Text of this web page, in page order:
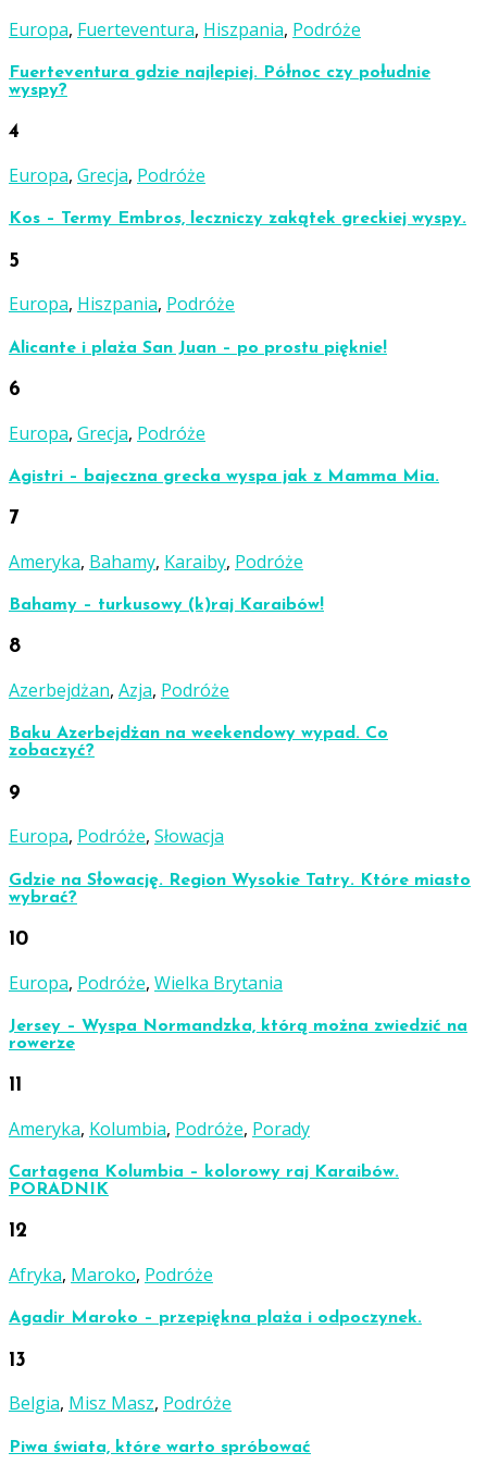
Europa, Fuerteventura, Hiszpania, Podróże
Fuerteventura gdzie najlepiej. Północ czy południe
wyspy?
4
Europa, Grecja, Podróże
Kos – Termy Embros, leczniczy zakątek greckiej wyspy.
5
Europa, Hiszpania, Podróże
Alicante i plaża San Juan – po prostu pięknie!
6
Europa, Grecja, Podróże
Agistri – bajeczna grecka wyspa jak z Mamma Mia.
7
Ameryka, Bahamy, Karaiby, Podróże
Bahamy – turkusowy (k)raj Karaibów!
8
Azerbejdżan, Azja, Podróże
Baku Azerbejdżan na weekendowy wypad. Co
zobaczyć?
9
Europa, Podróże, Słowacja
Gdzie na Słowację. Region Wysokie Tatry. Które miasto
wybrać?
10
Europa, Podróże, Wielka Brytania
Jersey – Wyspa Normandzka, którą można zwiedzić na
rowerze
11
Ameryka, Kolumbia, Podróże, Porady
Cartagena Kolumbia – kolorowy raj Karaibów.
PORADNIK
12
Afryka, Maroko, Podróże
Agadir Maroko – przepiękna plaża i odpoczynek.
13
Belgia, Misz Masz, Podróże
Piwa świata, które warto spróbować